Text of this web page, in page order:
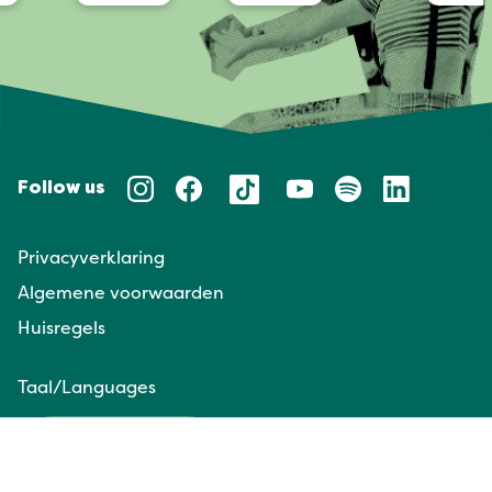
Follow us
Privacyverklaring
Algemene voorwaarden
Huisregels
Taal/Languages